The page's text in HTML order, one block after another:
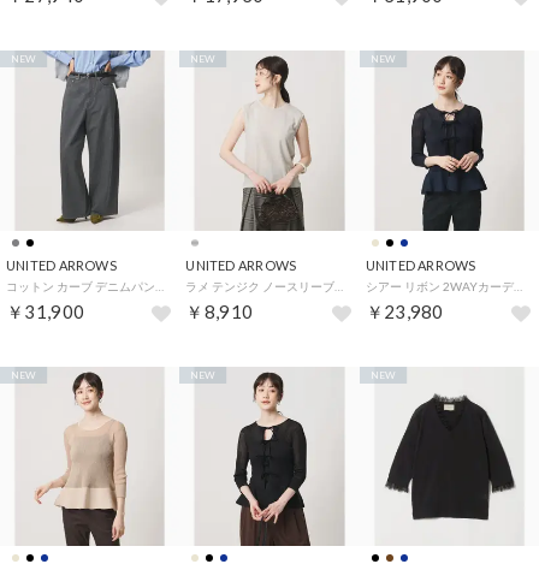
UNITED ARROWS
￥31,900
NEW
UNITED ARROWS
￥8,910
NEW
UNITED ARROWS
シアー リボン 2WAYカーディガン ‐ウォッシャブル‐ （NAVY）
￥23,980
NEW
NEW NEW NEW